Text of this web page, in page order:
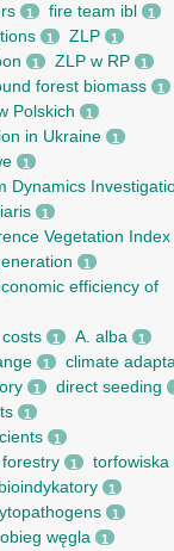
1 fire team ibl 1
1 ZLP 1
1 ZLP w RP 1
forest biomass 1
Polskich 1
in Ukraine 1
1
Dynamics
1
Vegetation Index
1
efficiency of
1 A. alba 1
1 climate
1 direct seeding
1
1
1 torfowiska
bioindykatory 1
1
obieg węgla 1